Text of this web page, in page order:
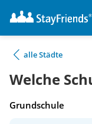
alle Städte
Welche
Grundschule